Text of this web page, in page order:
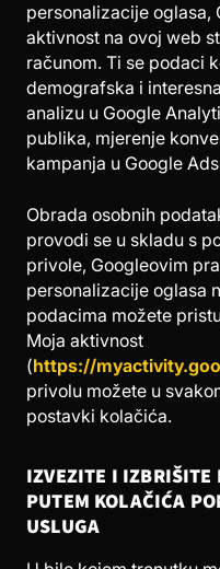
personalizacije oglasa,
aktivnost na ovoj web
računom. Ti se podaci
demografska i
analizu u Google
publika, mjerenje
kampanja u Google
Obrada osobnih
provodi se u skladu s
privole, Googleovim
personalizacije oglasa
podacima možete
Moja aktivnost
(https://
privolu možete u
postavki kolačića.
IZVEZITE I IZBRIŠITE
PUTEM KOLAČIĆA
USLUGA